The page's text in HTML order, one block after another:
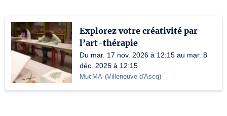
Explorez votre créativité par
l’art-thérapie
Du mar. 17 nov. 2026 à 12:15 au mar. 8
déc. 2026 à 12:15
MucMA (Villeneuve d'Ascq)